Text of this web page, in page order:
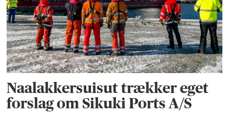
Naalakkersuisut trækker eget
forslag om Sikuki Ports A/S